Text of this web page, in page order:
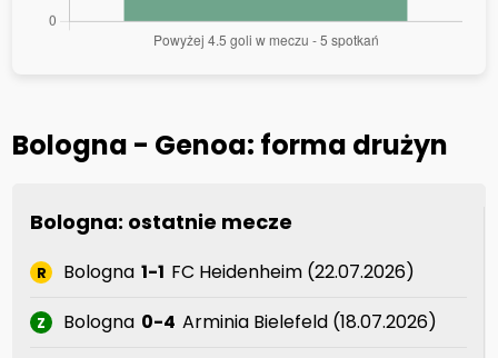
Bologna - Genoa: forma drużyn
Bologna: ostatnie mecze
R Bologna 1-1 FC Heidenheim (22.07.2026)
Z Bologna 0-4 Arminia Bielefeld (18.07.2026)